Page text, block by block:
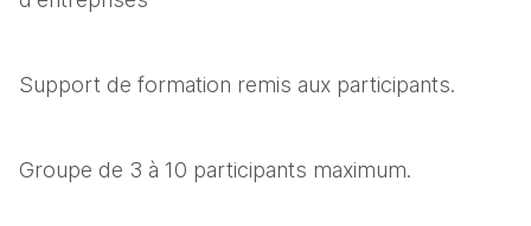
Support de formation remis aux participants.
Groupe de 3 à 10 participants maximum.